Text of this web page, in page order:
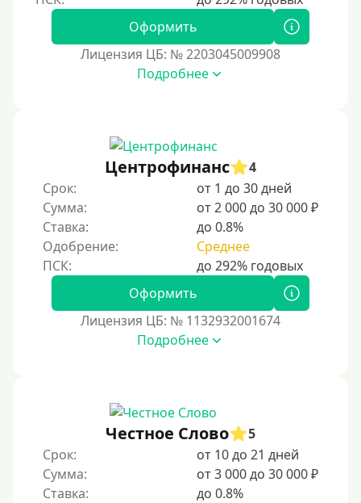
Оформить
Лицензия ЦБ: № 2203045009908
Подробнее
Центрофинанс
4
Срок:
от 1 до 30 дней
Сумма:
от 2 000 до 30 000 ₽
Ставка:
до 0.8%
Одобрение:
Среднее
Оформить
Лицензия ЦБ: № 1132932001674
Подробнее
Честное Слово
5
Срок:
от 10 до 21 дней
Сумма:
от 3 000 до 30 000 ₽
Ставка:
до 0.8%